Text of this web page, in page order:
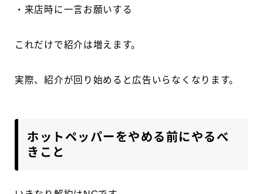
・来店時に一言お願いする
これだけで紹介は増えます。
実際、紹介が回り始めると広告いらなくなります。
ホットペッパーをやめる前にやるべ
きこと